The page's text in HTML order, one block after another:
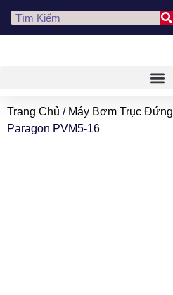
Trang Chủ / Máy Bơm Trục Đứng
Paragon PVM5-16